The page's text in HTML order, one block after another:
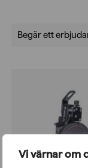
Vi värnar om
Begär ett